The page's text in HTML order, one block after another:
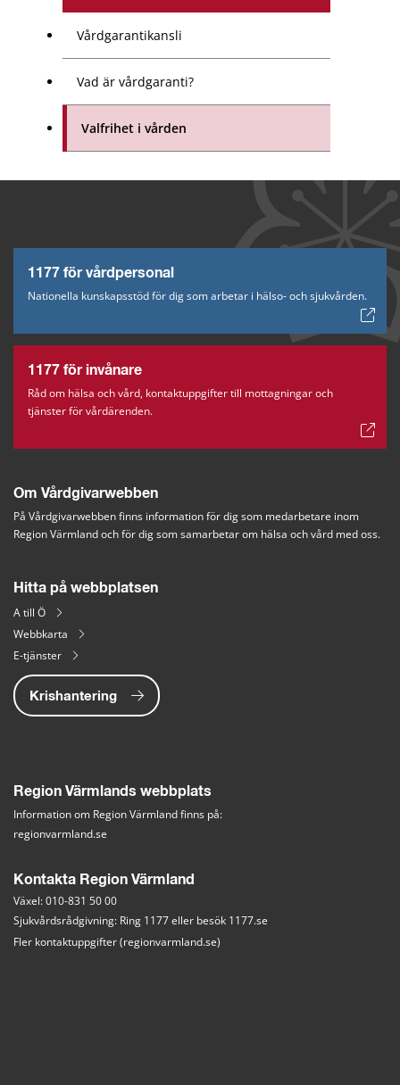
Vårdgarantikansli
Vad är vårdgaranti?
Valfrihet i vården
1177 för vårdpersonal
Nationella kunskapsstöd för dig som arbetar i hälso- och sjukvården.
1177 för invånare
Råd om hälsa och vård, kontaktuppgifter till mottagningar och
tjänster för vårdärenden.
Om Vårdgivarwebben
På Vårdgivarwebben finns information för dig som medarbetare inom
Region Värmland och för dig som samarbetar om hälsa och vård med oss.
Hitta på webbplatsen
A till Ö
Webbkarta
E-tjänster
Krishantering
Region Värmlands webbplats
Information om Region Värmland finns på:
regionvarmland.se
Kontakta Region Värmland
Växel: 010-831 50 00
Sjukvårdsrådgivning: Ring 1177 eller besök 1177.se
Fler kontaktuppgifter (regionvarmland.se)